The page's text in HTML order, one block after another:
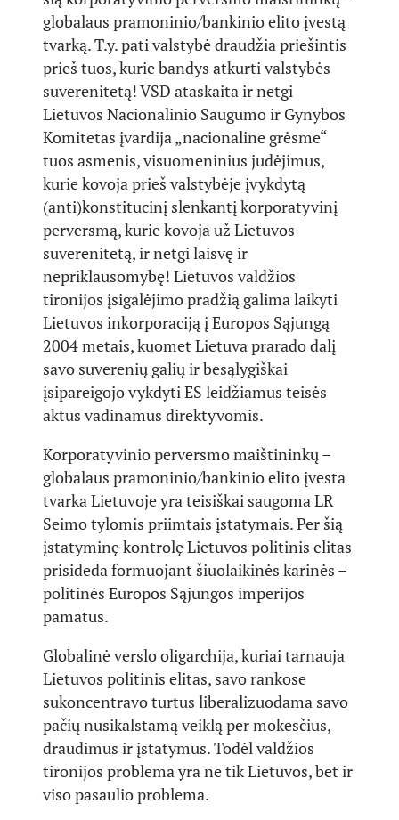
globalaus pramoninio/bankinio elito įvestą
tvarką. T.y. pati valstybė draudžia priešintis
prieš tuos, kurie bandys atkurti valstybės
suverenitetą! VSD ataskaita ir netgi
Lietuvos Nacionalinio Saugumo ir Gynybos
Komitetas įvardija „nacionaline grėsme“
tuos asmenis, visuomeninius judėjimus,
kurie kovoja prieš valstybėje įvykdytą
(anti)konstitucinį slenkantį korporatyvinį
perversmą, kurie kovoja už Lietuvos
suverenitetą, ir netgi laisvę ir
nepriklausomybę! Lietuvos valdžios
tironijos įsigalėjimo pradžią galima laikyti
Lietuvos inkorporaciją į Europos Sąjungą
2004 metais, kuomet Lietuva prarado dalį
savo suverenių galių ir besąlygiškai
įsipareigojo vykdyti ES leidžiamus teisės
aktus vadinamus direktyvomis.
Korporatyvinio perversmo maištininkų –
globalaus pramoninio/bankinio elito įvesta
tvarka Lietuvoje yra teisiškai saugoma LR
Seimo tylomis priimtais įstatymais. Per šią
įstatyminę kontrolę Lietuvos politinis elitas
prisideda formuojant šiuolaikinės karinės –
politinės Europos Sąjungos imperijos
pamatus.
Globalinė verslo oligarchija, kuriai tarnauja
Lietuvos politinis elitas, savo rankose
sukoncentravo turtus liberalizuodama savo
pačių nusikalstamą veiklą per mokesčius,
draudimus ir įstatymus. Todėl valdžios
tironijos problema yra ne tik Lietuvos, bet ir
viso pasaulio problema.